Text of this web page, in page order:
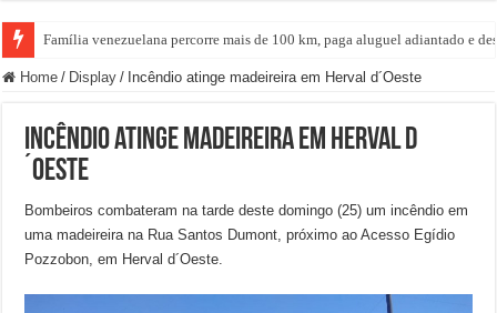
Família venezuelana percorre mais de 100 km, paga aluguel adiantado e
Home / Display / Incêndio atinge madeireira em Herval d´Oeste
Incêndio atinge madeireira em Herval d
´Oeste
Bombeiros combateram na tarde deste domingo (25) um incêndio em
uma madeireira na Rua Santos Dumont, próximo ao Acesso Egídio
Pozzobon, em Herval d´Oeste.